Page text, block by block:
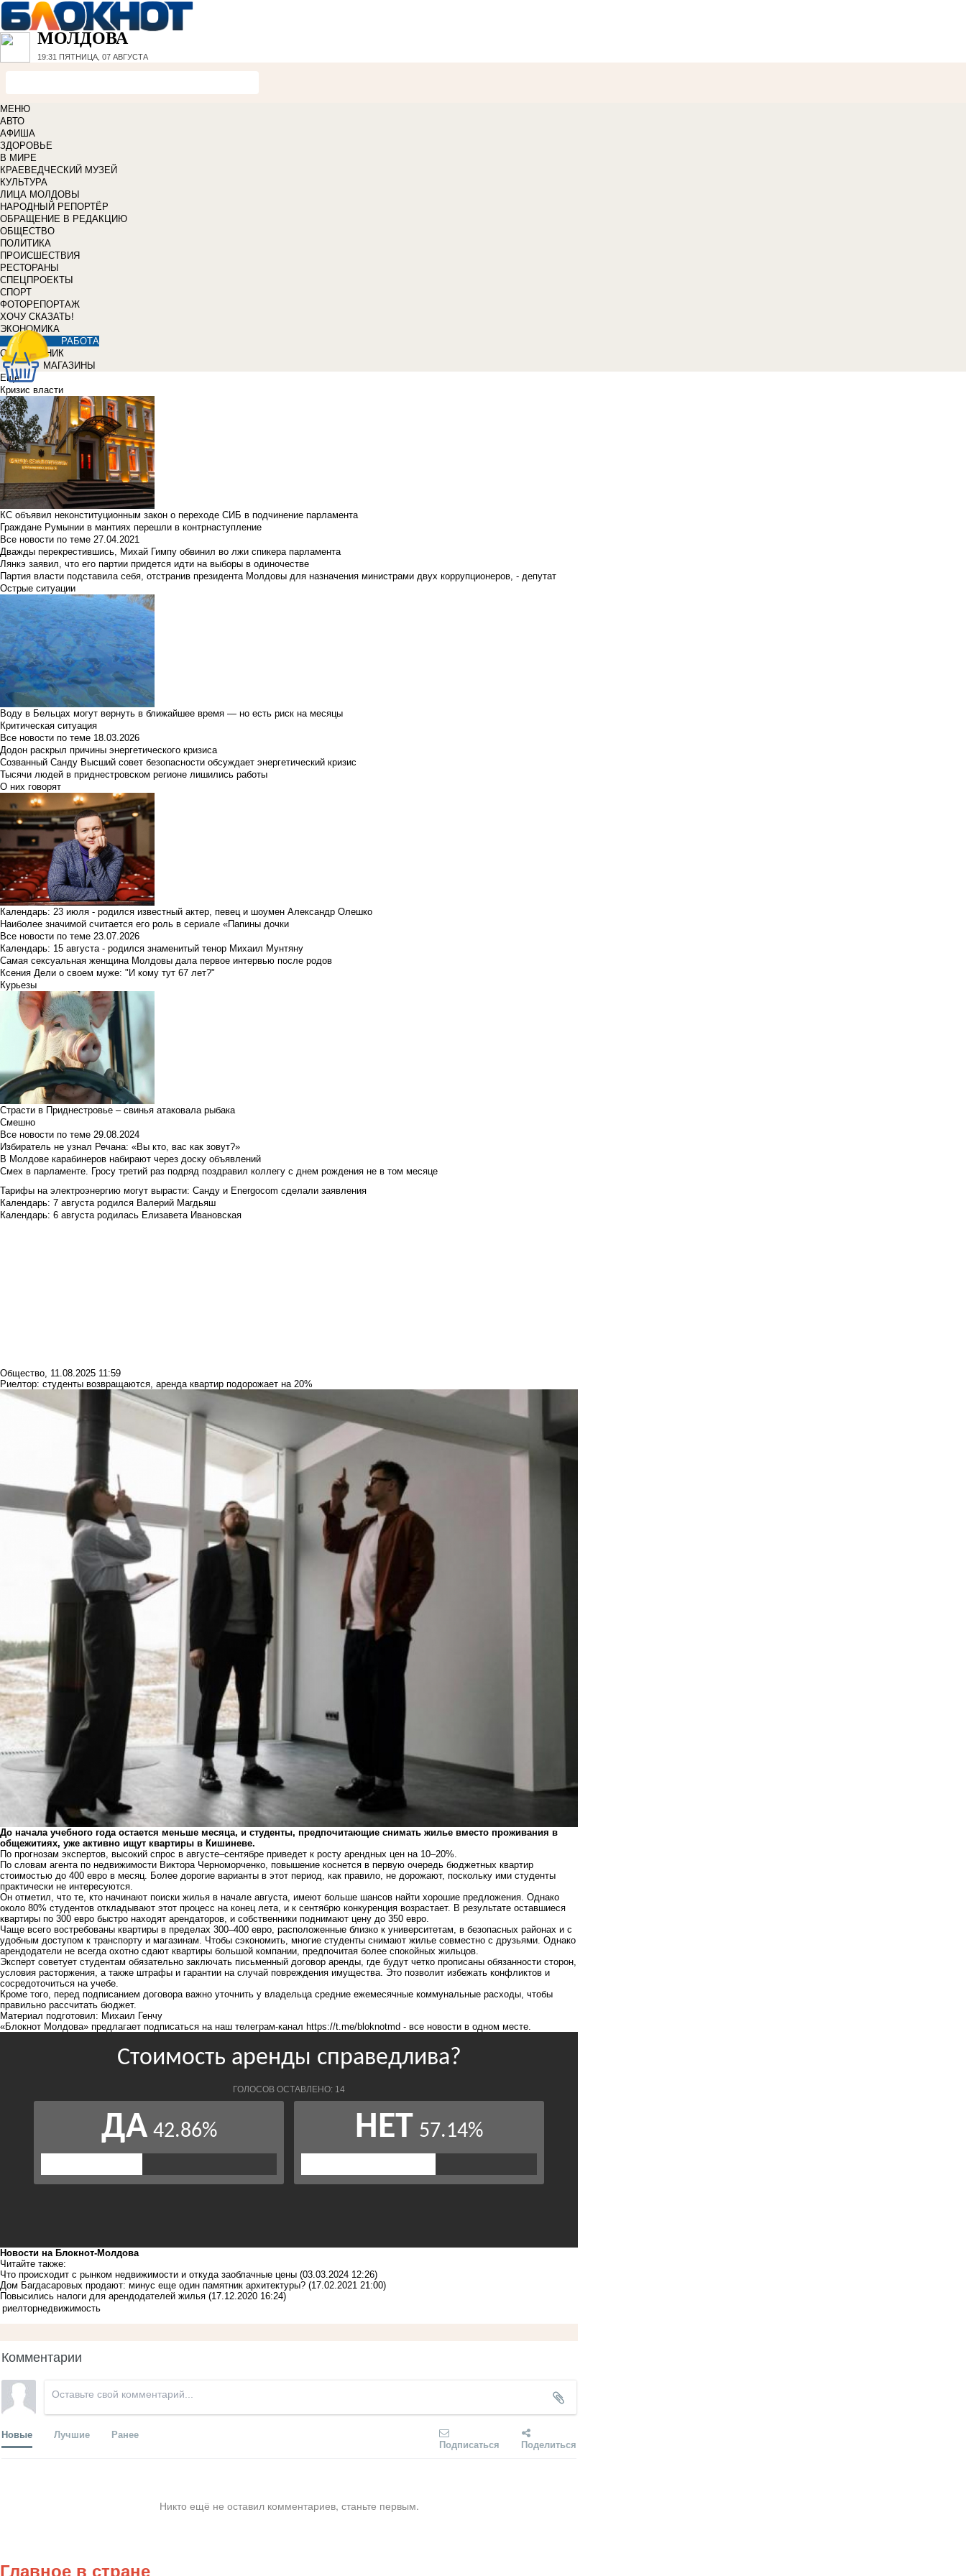
МОЛДОВА
19:31 ПЯТНИЦА, 07 АВГУСТА
МЕНЮ
АВТО
АФИША
ЗДОРОВЬЕ
В МИРЕ
КРАЕВЕДЧЕСКИЙ МУЗЕЙ
КУЛЬТУРА
ЛИЦА МОЛДОВЫ
НАРОДНЫЙ РЕПОРТЁР
ОБРАЩЕНИЕ В РЕДАКЦИЮ
ОБЩЕСТВО
ПОЛИТИКА
ПРОИСШЕСТВИЯ
РЕСТОРАНЫ
СПЕЦПРОЕКТЫ
СПОРТ
ФОТОРЕПОРТАЖ
ХОЧУ СКАЗАТЬ!
ЭКОНОМИКА
РАБОТА
СПРАВОЧНИК
МАГАЗИНЫ
Еще
Кризис власти
КС объявил неконституционным закон о переходе СИБ в подчинение парламента
Граждане Румынии в мантиях перешли в контрнаступление
Все новости по теме 27.04.2021
Дважды перекрестившись, Михай Гимпу обвинил во лжи спикера парламента
Лянкэ заявил, что его партии придется идти на выборы в одиночестве
Партия власти подставила себя, отстранив президента Молдовы для назначения министрами двух коррупционеров, - депутат
Острые ситуации
Воду в Бельцах могут вернуть в ближайшее время — но есть риск на месяцы
Критическая ситуация
Все новости по теме 18.03.2026
Додон раскрыл причины энергетического кризиса
Созванный Санду Высший совет безопасности обсуждает энергетический кризис
Тысячи людей в приднестровском регионе лишились работы
О них говорят
Календарь: 23 июля - родился известный актер, певец и шоумен Александр Олешко
Наиболее значимой считается его роль в сериале «Папины дочки
Все новости по теме 23.07.2026
Календарь: 15 августа - родился знаменитый тенор Михаил Мунтяну
Самая сексуальная женщина Молдовы дала первое интервью после родов
Ксения Дели о своем муже: "И кому тут 67 лет?"
Курьезы
Страсти в Приднестровье – свинья атаковала рыбака
Смешно
Все новости по теме 29.08.2024
Избиратель не узнал Речана: «Вы кто, вас как зовут?»
В Молдове карабинеров набирают через доску объявлений
Смех в парламенте. Гросу третий раз подряд поздравил коллегу с днем рождения не в том месяце
Тарифы на электроэнергию могут вырасти: Санду и Energocom сделали заявления
Календарь: 7 августа родился Валерий Магдьяш
Календарь: 6 августа родилась Елизавета Ивановская
Общество, 11.08.2025 11:59
Риелтор: студенты возвращаются, аренда квартир подорожает на 20%
До начала учебного года остается меньше месяца, и студенты, предпочитающие снимать жилье вместо проживания в
общежитиях, уже активно ищут квартиры в Кишиневе.
По прогнозам экспертов, высокий спрос в августе–сентябре приведет к росту арендных цен на 10–20%.
По словам агента по недвижимости Виктора Черноморченко, повышение коснется в первую очередь бюджетных квартир
стоимостью до 400 евро в месяц. Более дорогие варианты в этот период, как правило, не дорожают, поскольку ими студенты
практически не интересуются.
Он отметил, что те, кто начинают поиски жилья в начале августа, имеют больше шансов найти хорошие предложения. Однако
около 80% студентов откладывают этот процесс на конец лета, и к сентябрю конкуренция возрастает. В результате оставшиеся
квартиры по 300 евро быстро находят арендаторов, и собственники поднимают цену до 350 евро.
Чаще всего востребованы квартиры в пределах 300–400 евро, расположенные близко к университетам, в безопасных районах и с
удобным доступом к транспорту и магазинам. Чтобы сэкономить, многие студенты снимают жилье совместно с друзьями. Однако
арендодатели не всегда охотно сдают квартиры большой компании, предпочитая более спокойных жильцов.
Эксперт советует студентам обязательно заключать письменный договор аренды, где будут четко прописаны обязанности сторон,
условия расторжения, а также штрафы и гарантии на случай повреждения имущества. Это позволит избежать конфликтов и
сосредоточиться на учебе.
Кроме того, перед подписанием договора важно уточнить у владельца средние ежемесячные коммунальные расходы, чтобы
правильно рассчитать бюджет.
Материал подготовил: Михаил Генчу
«Блокнот Молдова» предлагает подписаться на наш телеграм-канал https://t.me/bloknotmd - все новости в одном месте.
Новости на Блoкнoт-Молдова
Читайте также:
Что происходит с рынком недвижимости и откуда заоблачные цены (03.03.2024 12:26)
Дом Багдасаровых продают: минус еще один памятник архитектуры? (17.02.2021 21:00)
Повысились налоги для арендодателей жилья (17.12.2020 16:24)
риелторнедвижимость
Комментарии
Новые Лучшие Ранее
Подписаться Поделиться
Никто ещё не оставил комментариев, станьте первым.
Главное в стране